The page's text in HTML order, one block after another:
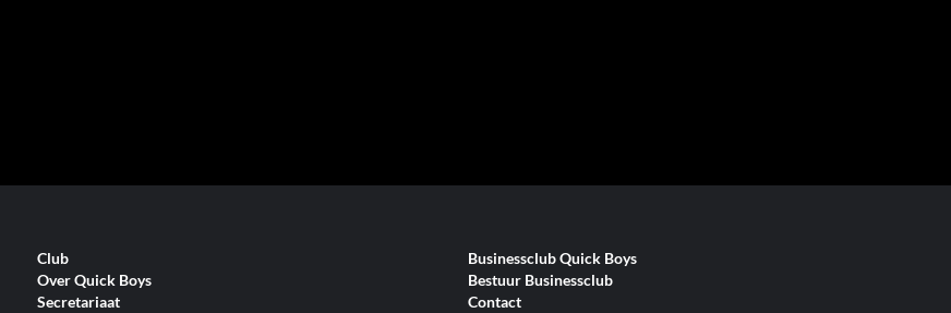
#beste
Club
Over Quick Boys
Secretariaat
Businessclub Quick Boys
Bestuur Businessclub
Contact